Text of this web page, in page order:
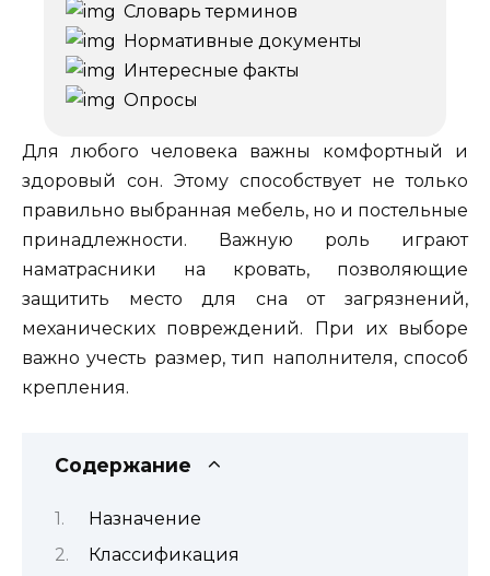
Словарь терминов
Нормативные документы
Интересные факты
Опросы
Для любого человека важны комфортный и
здоровый сон. Этому способствует не только
правильно выбранная мебель, но и постельные
принадлежности. Важную роль играют
наматрасники на кровать, позволяющие
защитить место для сна от загрязнений,
механических повреждений. При их выборе
важно учесть размер, тип наполнителя, способ
крепления.
Содержание
Назначение
Классификация